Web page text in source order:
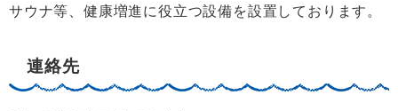
サウナ等、健康増進に役立つ設備を設置しております。
連絡先